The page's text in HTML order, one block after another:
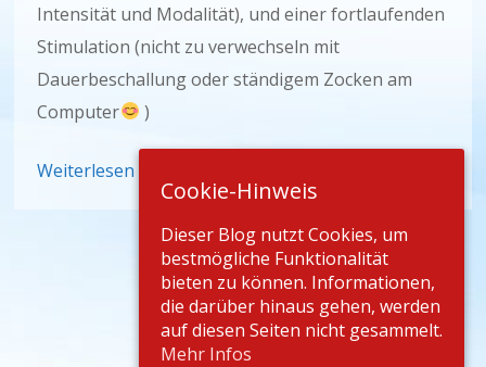
Intensität und Modalität), und einer fortlaufenden
Stimulation (nicht zu verwechseln mit
Dauerbeschallung oder ständigem Zocken am
Computer
)
Weiterlesen
Cookie-Hinweis
Dieser Blog nutzt Cookies, um
bestmögliche Funktionalität
bieten zu können. Informationen,
die darüber hinaus gehen, werden
auf diesen Seiten nicht gesammelt.
Mehr Infos